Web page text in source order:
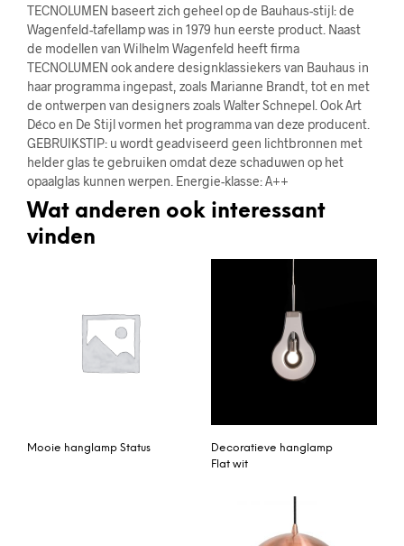
TECNOLUMEN baseert zich geheel op de Bauhaus-stijl: de
Wagenfeld-tafellamp was in 1979 hun eerste product. Naast
de modellen van Wilhelm Wagenfeld heeft firma
TECNOLUMEN ook andere designklassiekers van Bauhaus in
haar programma ingepast, zoals Marianne Brandt, tot en met
de ontwerpen van designers zoals Walter Schnepel. Ook Art
Déco en De Stijl vormen het programma van deze producent.
GEBRUIKSTIP: u wordt geadviseerd geen lichtbronnen met
helder glas te gebruiken omdat deze schaduwen op het
opaalglas kunnen werpen. Energie-klasse: A++
Wat anderen ook interessant
vinden
Mooie hanglamp Status
Decoratieve hanglamp
Flat wit